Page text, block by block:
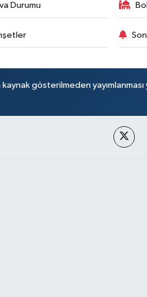
Durumu
gösterilmeden yayımlanması